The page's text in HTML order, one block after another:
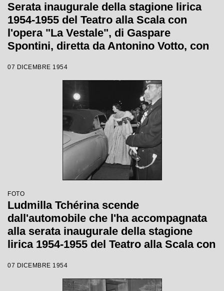
Serata inaugurale della stagione lirica
1954-1955 del Teatro alla Scala con
l'opera "La Vestale", di Gaspare
Spontini, diretta da Antonino Votto, con
07 DICEMBRE 1954
FOTO
Ludmilla Tchérina scende
dall'automobile che l'ha accompagnata
alla serata inaugurale della stagione
lirica 1954-1955 del Teatro alla Scala con
Spontini, diretta da Antonino Votto, con
la regia di Luchino Visconti
07 DICEMBRE 1954